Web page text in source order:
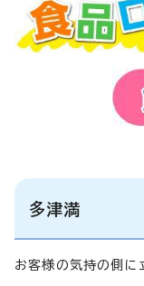
多津満
お客様の気持の側に